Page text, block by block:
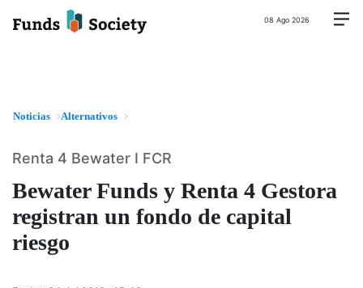
08 Ago 2026
Noticias Alternativos
Bewater Funds y Renta 4 Gestora
registran un fondo de capital
riesgo
Renta 4 Bewater I FCR